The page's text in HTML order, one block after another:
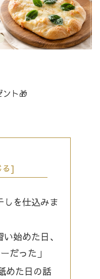
ント🎁
しを仕込みま
始めた日、
だった」
めた日の話